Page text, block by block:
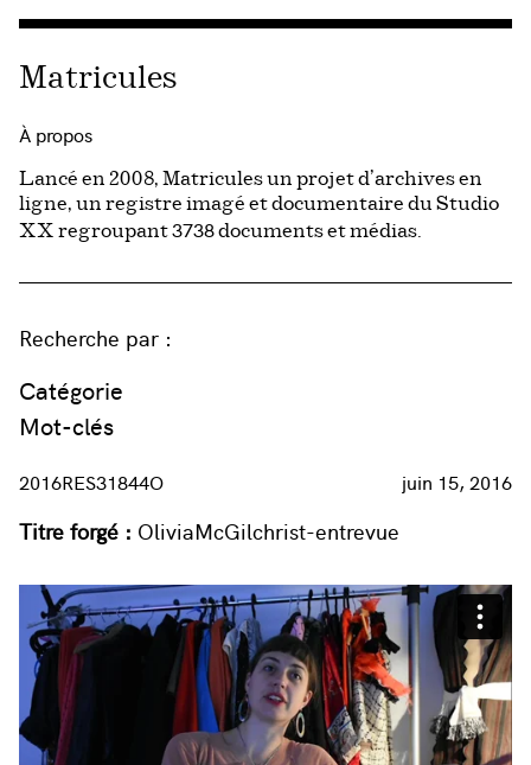
Matricules
À propos
Lancé en 2008, Matricules un projet d’archives en
ligne, un registre imagé et documentaire du Studio
XX regroupant3738documents et médias.
Recherche par :
Catégorie
Mot-clés
2016RES31844O juin 15, 2016
Titre forgé : OliviaMcGilchrist-entrevue